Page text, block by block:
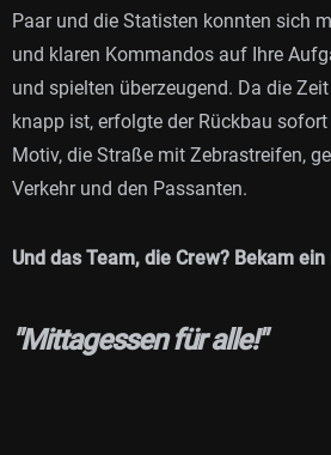
Paar und die Statisten konnten sich
und klaren Kommandos auf Ihre
und spielten überzeugend. Da die
knapp ist, erfolgte der Rückbau
Motiv, die Straße mit Zebrastreifen,
Verkehr und den Passanten.
Und das Team, die Crew? Bekam
"Mittagessen für alle!"